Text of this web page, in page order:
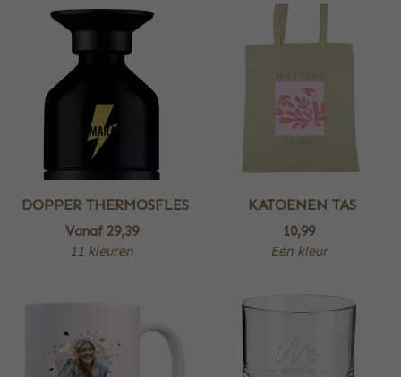
DOPPER THERMOSFLES
Vanaf 29,39
11 kleuren
KATOENEN TAS
10,99
Eén kleur